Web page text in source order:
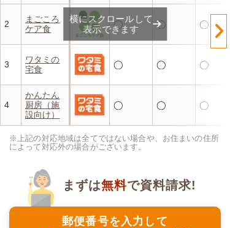
2
まごころ
ケア食
◯ ◯ ◯
3
ワタミの
宅食
◯ ◯ ◯
4
かんたん
厨房（施
設向け）
◯ ◯ ◯
横にスクロールして
表示できます
※上記の対応地域は全てではない場合や、お住まいの住所
によって対応外の場合がございます。
郵便番号を入力して
まずは無料で資料請求!